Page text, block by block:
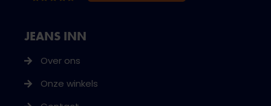
JEANS INN
Over ons
Onze winkels